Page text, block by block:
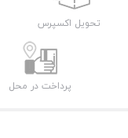
تحویل اکسپرس
پرداخت در محل